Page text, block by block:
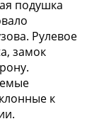
подушка
Рулевое
замок
к